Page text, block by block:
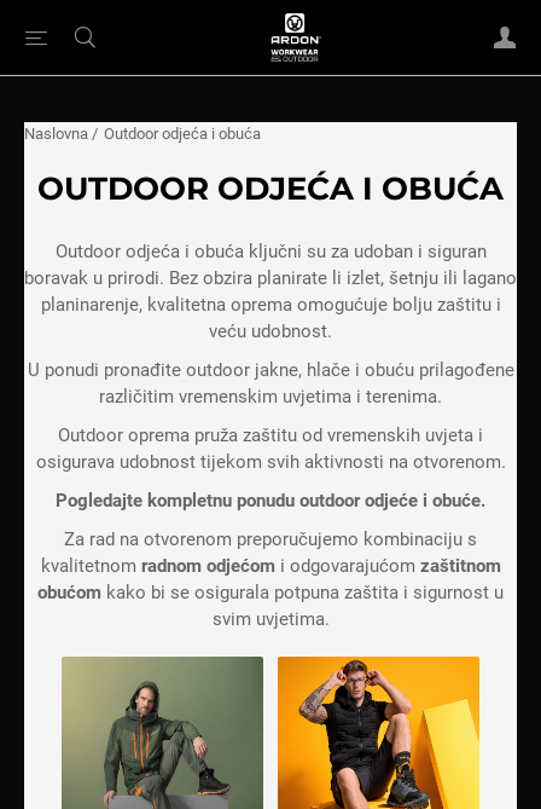
Naslovna / Outdoor odjeća i obuća
OUTDOOR ODJEĆA I OBUĆA
Outdoor odjeća i obuća ključni su za udoban i siguran
boravak u prirodi. Bez obzira planirate li izlet, šetnju ili lagano
planinarenje, kvalitetna oprema omogućuje bolju zaštitu i
veću udobnost.
U ponudi pronađite outdoor jakne, hlače i obuću prilagođene
različitim vremenskim uvjetima i terenima.
Outdoor oprema pruža zaštitu od vremenskih uvjeta i
osigurava udobnost tijekom svih aktivnosti na otvorenom.
Pogledajte kompletnu ponudu outdoor odjeće i obuće.
Za rad na otvorenom preporučujemo kombinaciju s
kvalitetnom radnom odjećomi odgovarajućom zaštitnom
obućom kako bi se osigurala potpuna zaštita i sigurnost u
svim uvjetima.